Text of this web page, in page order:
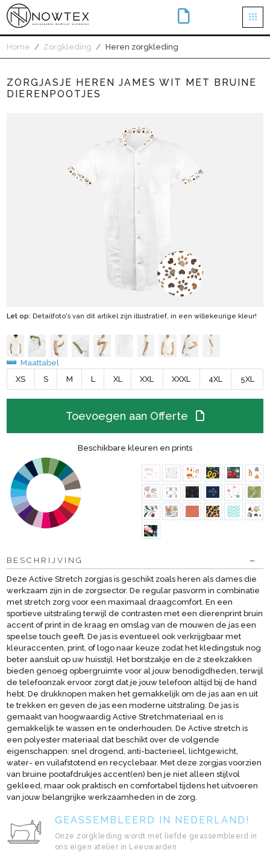
×
Home Zorgkleding Heren zorgkleding
ZORGJASJE HEREN JAMES WIT MET BRUINE
DIERENPOOTJES
Let op: Detailfoto's van dit artikel zijn illustratief, in een willekeurige kleur!
Maattabel
XS
S M L XL XXL XXXL 4XL 5XL
Toevoegen aan Offerte
Beschikbare kleuren en prints
BESCHRIJVING
Deze Active Stretch zorgjas is geschikt zoals heren als dames die
werkzaam zijn in de zorgsector. De regular pasvorm in combinatie
met stretch zorg voor een maximaal draagcomfort. En een
sportieve uitstraling terwijl de contrasten met een dierenprint bruin
accent of print in de kraag en omslag van de mouwen de jas een
speelse touch geeft. De jas is eventueel ook verkrijgbaar met
kleuraccenten, print, of logo naar keuze zodat het kledingstuk nog
beter aansluit op uw huisstijl. Het borstzakje en de 2 steekzakken
bieden genoeg opbergruimte voor al jouw benodigdheden, terwijl
de telefoonzak ervoor zorgt dat je jouw telefoon altijd bij de hand
hebt. De drukknopen maken het gemakkelijk om de jas aan en uit
te trekken en geven de jas een moderne uitstraling. De jas is
gemaakt van hoogwaardig Active Stretchmateriaal en is
gemakkelijk te wassen en te onderhouden. De Active stretch is
een polyester materiaal dat beschikt over de volgende
eigenschappen: snel drogend, anti-bacterieel, lichtgewicht,
water- en vuilafstotend en recyclebaar. Met deze zorgjas voorzien
van bruine pootafdrukjes accent(en) ben je niet alleen stijlvol
gekleed, maar ook praktisch en comfortabel tijdens het uitvoeren
van jouw belangrijke werkzaamheden in de zorg.
GEASSEMBLEERD IN NEDERLAND!
Onze zorgkleding wordt met liefde geassembleerd in
ons eigen atelier in Leeuwarden